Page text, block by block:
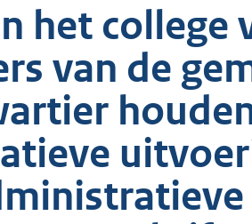
het college
van de